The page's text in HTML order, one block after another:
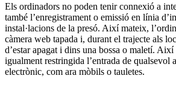
Els ordinadors no poden tenir connexió a
també l’enregistrament o emissió en línia
instal·lacions de la presó. Així mateix,
càmera web tapada i, durant el trajecte als
d’estar apagat i dins una bossa o maletí.
igualment restringida l’entrada de qualsevol
electrònic, com ara mòbils o tauletes.